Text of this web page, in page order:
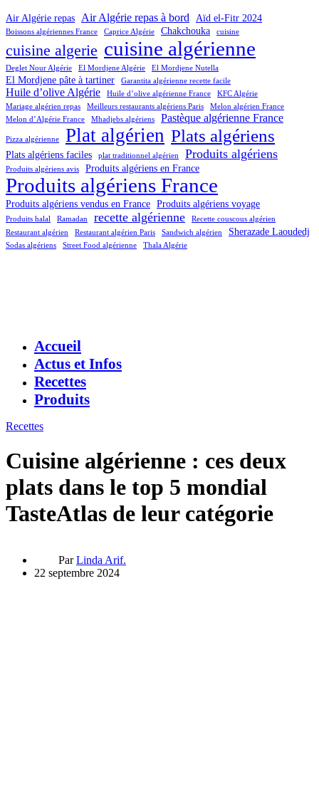
Air Algérie repas Air Algérie repas à bord Aïd el-Fitr 2024
Boissons algériennes France Caprice Algérie Chakchouka cuisine
cuisine algerie cuisine algérienne
Deglet Nour Algérie El Mordjene Algérie El Mordjene Nutella
El Mordjene pâte à tartiner Garantita algérienne recette facile
Huile d’olive Algérie Huile d’olive algérienne France
KFC Algérie
Mariage algérien repas
Meilleurs restaurants algériens Paris
Melon algérien France
Melon d’Algérie France
Mhadjebs algériens Pastèque algérienne France
Pizza algérienne Plat algérien Plats algériens
Plats algériens faciles plat traditionnel algérien Produits algériens
Produits algériens avis Produits algériens en France
Produits algériens France
Produits algériens vendus en France Produits algériens voyage
Produits halal Ramadan recette algérienne
Recette couscous algérien
Restaurant algérien
Restaurant algérien Paris Sandwich algérien Sherazade Laoudedj
Sodas algériens Street Food algérienne Thala Algérie
Accueil
Actus et Infos
Recettes
Produits
Recettes
Cuisine algérienne : ces deux
plats dans le top 5 mondial
TasteAtlas de leur catégorie
ParLinda Arif.
22 septembre 2024